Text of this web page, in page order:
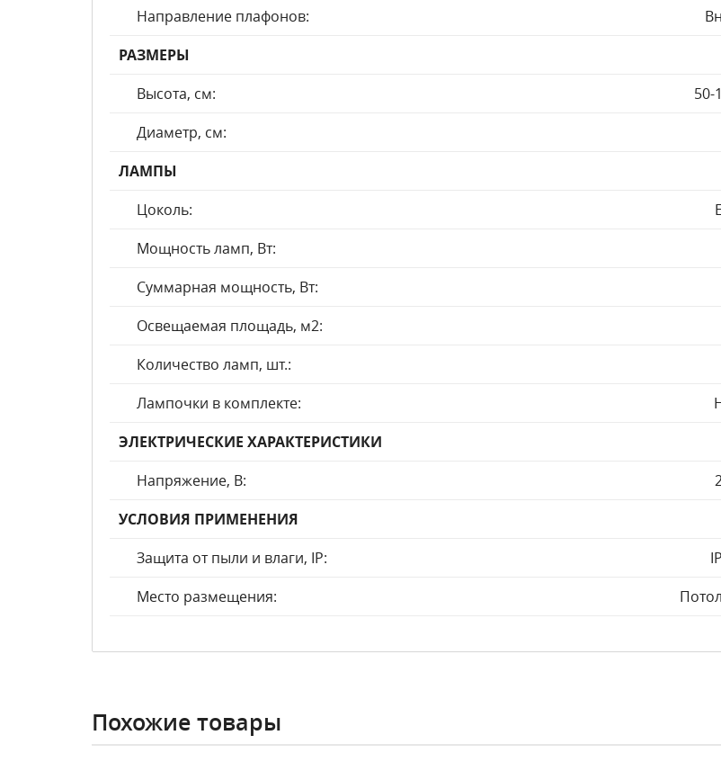
Направление плафонов:
РАЗМЕРЫ
Высота, см:
50-
Диаметр, см:
ЛАМПЫ
Цоколь:
Мощность ламп, Вт:
Суммарная мощность, Вт:
Освещаемая площадь, м2:
Количество ламп, шт.:
Лампочки в комплекте:
ЭЛЕКТРИЧЕСКИЕ ХАРАКТЕРИСТИКИ
Напряжение, В:
УСЛОВИЯ ПРИМЕНЕНИЯ
Защита от пыли и влаги, IP:
Место размещения:
Похожие товары